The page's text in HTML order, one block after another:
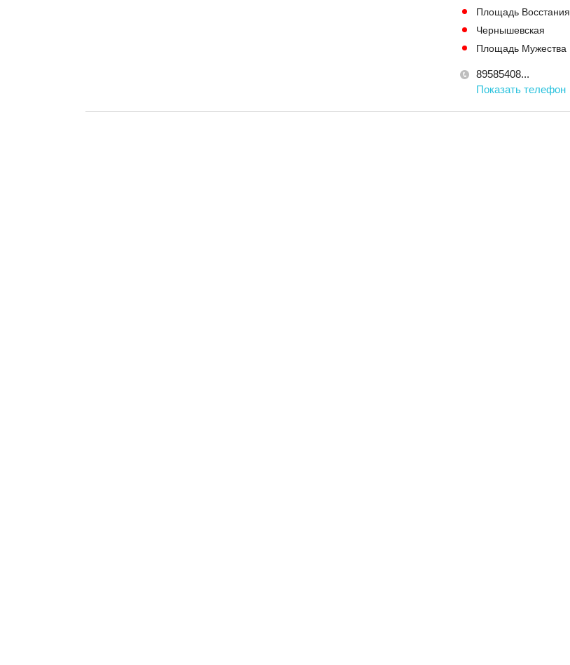
Площадь Восстания
Чернышевская
Площадь Мужества
89585408...
Показать телефон